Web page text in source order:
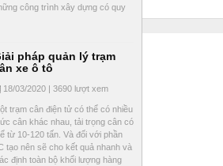
công trình xây dựng có quy
pháp quản lý trạm
xe ô tô
18/03/2020 | 3690 lượt xem
trạm cân điện tử có thể có nhiều
cân khác nhau, tải trọng cân có
từ 10-120 tấn. Và đối với phần
tạo nên sẽ cho kết quả nhanh và
định toàn bộ khối lượng hàng